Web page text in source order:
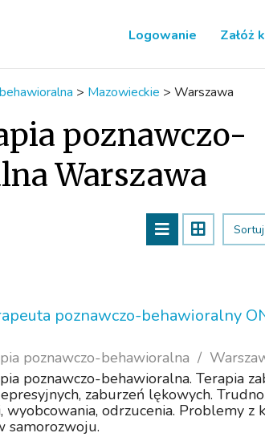
Logowanie Załóż
> Mazowieckie > Warszawa
poznawczo-
Warszawa
poznawczo-behawioralny
poznawczo-behawioralna
poznawczo-behawioralna. Terapia
zaburzeń lękowych.
wyobcowania, odrzucenia. Problemy z
samorozwoju.